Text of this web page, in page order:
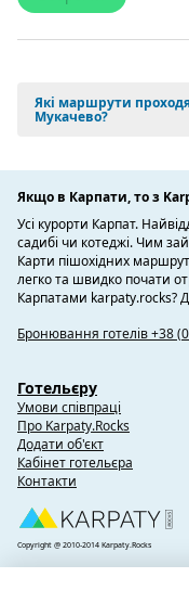
Які маршрути
Мукачево?
Якщо в Карпати, то з
Усі курорти Карпат.
садибі чи котеджі. Чим
Карти пішохідних
легко та швидко почати
Карпатами karpaty.rocks?
Бронювання готелів +38
Готельєру
Умови співпраці
Про Karpaty.Rocks
Додати об'єкт
Кабінет готельєра
Контакти
Copyright @ 2010-2014 Karpaty.Rocks